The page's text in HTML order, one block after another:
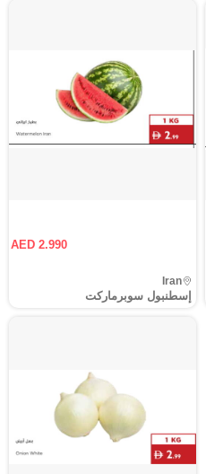
AED 2.990
إسطنبول سوبرماركت
Iran